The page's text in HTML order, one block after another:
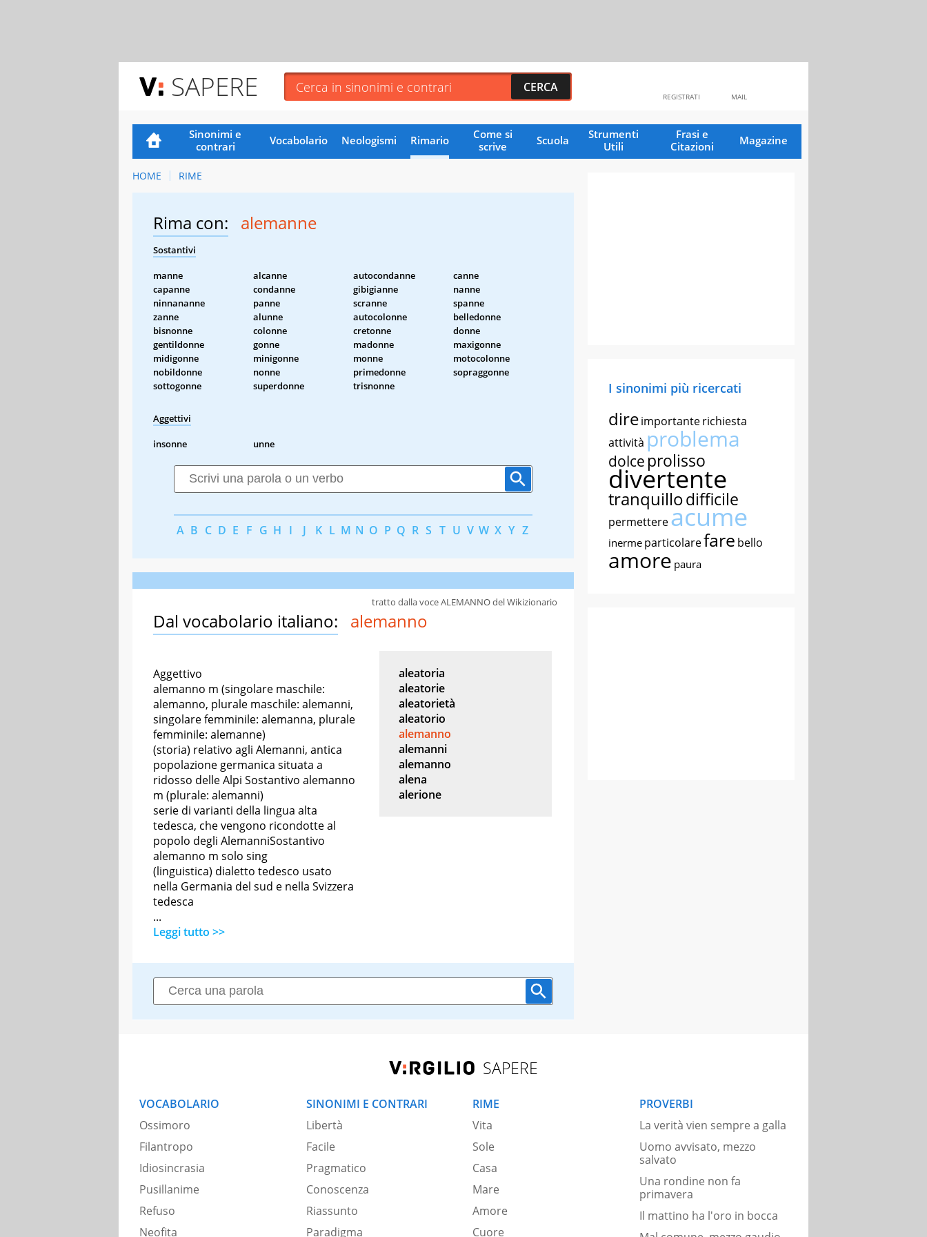
SAPERE MAIL
REGISTRATI
Sinonimi e
contrari
Vocabolario Neologismi Rimario
Come si
scrive
Scuola
Strumenti
Utili
Frasi e
Citazioni
Magazine
HOME RIME
Rima con: alemanne
Sostantivi
manne alcanne autocondanne
canne
capanne
condanne gibigianne
nanne
ninnananne
panne scranne
spanne
zanne
alunne autocolonne
belledonne
bisnonne
colonne cretonne
donne
gentildonne
gonne madonne
maxigonne
midigonne
minigonne monne
motocolonne
nobildonne
nonne primedonne
sopraggonne
sottogonne
superdonne trisnonne
Aggettivi
insonne unne
A B C D E F G H I J K L M N O P Q R S T U V W X Y Z
Dal vocabolario italiano: alemanno
tratto dalla voce ALEMANNO del Wikizionario
Aggettivo
alemanno m (singolare maschile:
alemanno, plurale maschile: alemanni,
singolare femminile: alemanna, plurale
femminile: alemanne)
(storia) relativo agli Alemanni, antica
popolazione germanica situata a
ridosso delle Alpi Sostantivo alemanno
m (plurale: alemanni)
serie di varianti della lingua alta
tedesca, che vengono ricondotte al
popolo degli AlemanniSostantivo
alemanno m solo sing
(linguistica) dialetto tedesco usato
nella Germania del sud e nella Svizzera
tedesca
...
Leggi tutto >>
aleatoria
aleatorie
aleatorietà
aleatorio
alemanno
alemanni
alemanno
alena
alerione
I sinonimi più ricercati
direimportanterichiesta
attività problema
dolce prolisso
divertente
tranquillodifficile
permettereacume
inerme particolarefare bello
amore paura
SAPERE
VOCABOLARIO
Ossimoro
Filantropo
Idiosincrasia
Pusillanime
Refuso
Neofita
SINONIMI E CONTRARI
Libertà
Facile
Pragmatico
Conoscenza
Riassunto
Paradigma
RIME
Vita
Sole
Casa
Mare
Amore
Cuore
PROVERBI
La verità vien sempre a galla
Uomo avvisato, mezzo
salvato
Una rondine non fa
primavera
Il mattino ha l'oro in bocca